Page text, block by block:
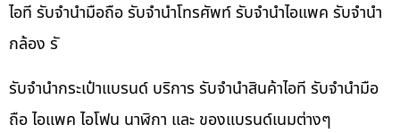
ไอที รับจำนำมือถือ รับจำนำโทรศัพท์ รับจำนำไอแพค รับจำนำ
กล้อง รั
รับจำนำกระเป๋าแบรนด์ บริการ รับจำนำสินค้าไอที รับจำนำมือ
ถือ ไอแพค ไอโฟน นาฬิกา และ ของแบรนด์เนมต่างๆ